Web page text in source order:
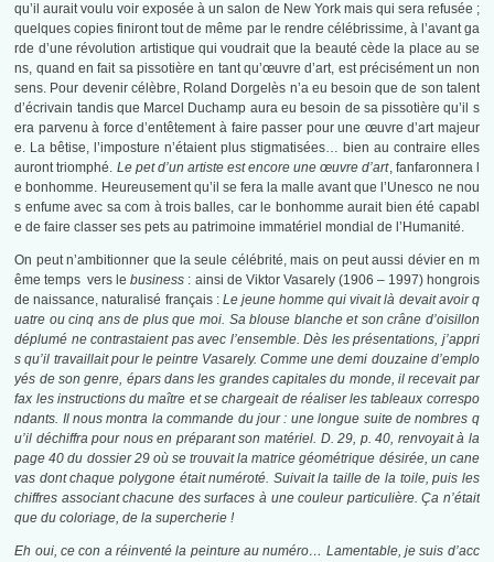
qu’il aurait voulu voir exposée à un salon de New York mais qui sera refusée ;
quelques copies finiront tout de même par le rendre célébrissime, à l’avant ga
rde d’une révolution artistique qui voudrait que la beauté cède la place au se
ns, quand en fait sa pissotière en tant qu’œuvre d’art, est précisément un non
sens. Pour devenir célèbre, Roland Dorgelès n’a eu besoin que de son talent
d’écrivain tandis que Marcel Duchamp aura eu besoin de sa pissotière qu’il s
era parvenu à force d’entêtement à faire passer pour une œuvre d’art majeur
e. La bêtise, l’imposture n’étaient plus stigmatisées… bien au contraire elles
auront triomphé. Le pet d’un artiste est encore une œuvre d’art, fanfaronnera l
e bonhomme. Heureusement qu’il se fera la malle avant que l’Unesco ne nou
s enfume avec sa com à trois balles, car le bonhomme aurait bien été capabl
e de faire classer ses pets au patrimoine immatériel mondial de l’Humanité.
On peut n’ambitionner que la seule célébrité, mais on peut aussi dévier en m
ême temps vers lebusiness : ainsi de Viktor Vasarely (1906 – 1997) hongrois
de naissance, naturalisé français : Le jeune homme qui vivait là devait avoir q
uatre ou cinq ans de plus que moi. Sa blouse blanche et son crâne d’oisillon
déplumé ne contrastaient pas avec l’ensemble. Dès les présentations, j’appri
s qu’il travaillait pour le peintre Vasarely. Comme une demi douzaine d’emplo
yés de son genre, épars dans les grandes capitales du monde, il recevait par
fax les instructions du maître et se chargeait de réaliser les tableaux correspo
ndants. Il nous montra la commande du jour : une longue suite de nombres q
u’il déchiffra pour nous en préparant son matériel. D. 29, p. 40, renvoyait à la
page 40 du dossier 29 où se trouvait la matrice géométrique désirée, un cane
vas dont chaque polygone était numéroté. Suivait la taille de la toile, puis les
chiffres associant chacune des surfaces à une couleur particulière. Ça n’était
que du coloriage, de la supercherie !
Eh oui, ce con a réinventé la peinture au numéro… Lamentable, je suis d’acc